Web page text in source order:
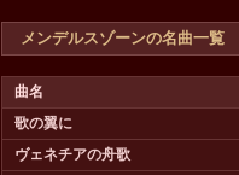
メンデルスゾーンの名曲一覧
曲名
歌の翼に
ヴェネチアの舟歌